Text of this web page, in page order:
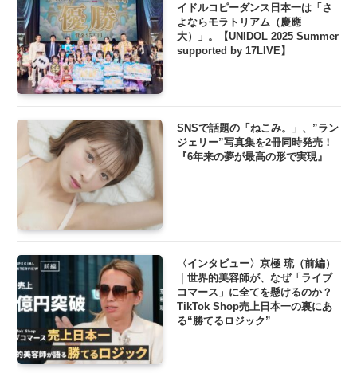
イドルコピーダンス日本一は「さ
よならモラトリアム（慶應
大）」。【UNIDOL 2025 Summer
supported by 17LIVE】
SNSで話題の「ねこみ。」、”ラン
ジェリー”写真集を2冊同時発売！
『6年来の夢が最高の形で実現』
〈インタビュー〉京極 琉（前編）
｜世界的美容師が、なぜ「ライブ
コマース」に全てを懸けるのか？
TikTok Shop売上日本一の裏にあ
る“勝てるロジック”